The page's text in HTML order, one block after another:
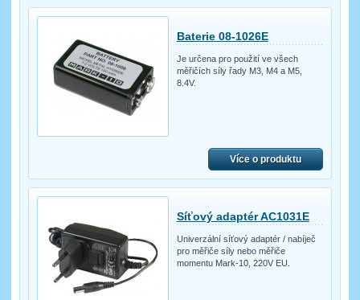
Baterie 08-1026E
Je určena pro použití ve všech
měřičích síly řady M3, M4 a M5,
8.4V.
Více o produktu
Síťový adaptér AC1031E
Univerzální síťový adaptér / nabíječ
pro měřiče síly nebo měřiče
momentu Mark-10, 220V EU.